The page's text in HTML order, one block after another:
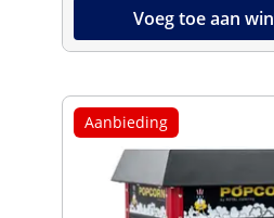
Voeg toe aan
Aanbieding